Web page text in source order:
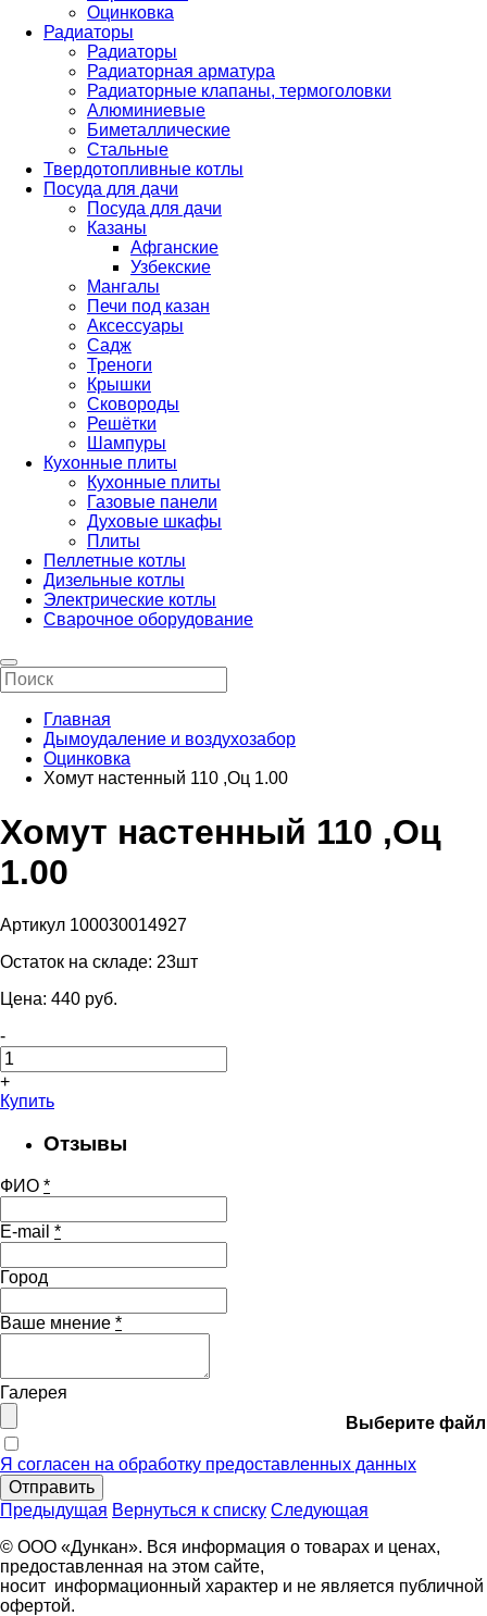
Оцинковка
Радиаторы
Радиаторы
Радиаторная арматура
Радиаторные клапаны, термоголовки
Алюминиевые
Биметаллические
Стальные
Твердотопливные котлы
Посуда для дачи
Посуда для дачи
Казаны
Афганские
Узбекские
Мангалы
Печи под казан
Аксессуары
Садж
Треноги
Крышки
Сковороды
Решётки
Шампуры
Кухонные плиты
Кухонные плиты
Газовые панели
Духовые шкафы
Плиты
Пеллетные котлы
Дизельные котлы
Электрические котлы
Сварочное оборудование
Главная
Дымоудаление и воздухозабор
Оцинковка
Хомут настенный 110 ,Оц 1.00
Хомут настенный 110 ,Оц
1.00
Артикул 100030014927
Остаток на складе: 23шт
Цена: 440 pуб.
-
+
Купить
Отзывы
ФИО *
E-mail *
Город
Ваше мнение *
Галерея
Выберите файл
Я согласен на обработку предоставленных данных
Отправить
Предыдущая Вернуться к списку Следующая
© ООО «Дункан». Вся информация о товарах и ценах,
предоставленная на этом сайте,
носит информационный характер и не является публичной
офертой.